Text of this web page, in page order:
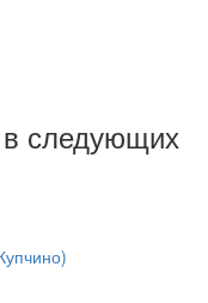
в следующих